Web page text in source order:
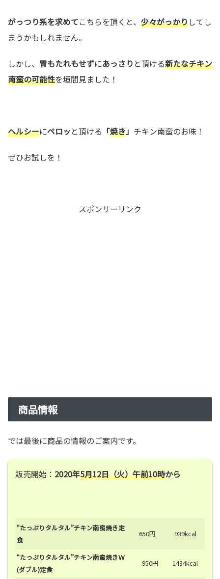
がっつり系を求めてこちらを頂くと、 少々がっかりしてし
まうかもしれません。
しかし、 胃もたれもせずにあっさり と頂ける新たなチキン
南蛮の可能性を垣間見ました！
ヘルシーにペロッと頂ける 「焼き」 チキン南蛮のお味！
ぜひお試しを！
スポンサーリンク
商品情報
では最後に商品の情報のご案内です。
販売開始： 2020年5月12日（火）午前10時から
“たっぷりタルタル”チキン南蛮焼き定
食
650円 939kcal
“たっぷりタルタル”チキン南蛮焼きＷ
(ダブル)定食
950円 1434kcal